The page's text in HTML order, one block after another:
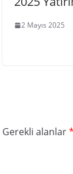
2 Mayıs 2025
Gerekli alanlar*